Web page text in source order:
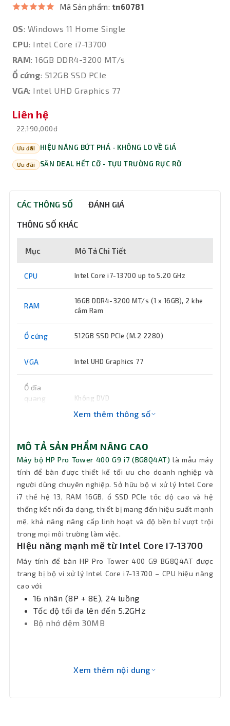
Mã Sản phẩm: tn60781
OS: Windows 11 Home Single
CPU: Intel Core i7-13700
RAM: 16GB DDR4-3200 MT/s
Ổ cứng: 512GB SSD PCIe
VGA: Intel UHD Graphics 77
Liên hệ
22,190,000đ
Ưu đãi HIỆU NĂNG BỨT PHÁ - KHÔNG LO VỀ GIÁ
Ưu đãi SĂN DEAL HẾT CỠ - TỰU TRƯỜNG RỰC RỠ
CÁC THÔNG SỐ ĐÁNH GIÁ
THÔNG SỐ KHÁC
Mục Mô Tả Chi Tiết
CPU Intel Core i7-13700 up to 5.20 GHz
RAM
16GB DDR4-3200 MT/s (1 x 16GB), 2 khe
cắm Ram
Ổ cứng 512GB SSD PCIe (M.2 2280)
VGA Intel UHD Graphics 77
Ổ đĩa
quang
Không DVD
Wifi 802.11 ax
Kết nối
mạng LAN
10/100/1000 Mbps
Bluetooth 5.3
Phân loại Tower
Cổng xuất
hình
HDMI
3 x USB 3.2 Gen 2 Type-A, 1 x USB 3.2
Gen 2 Type-C, 1 x
x PCI, 1 x PCIe X1, 1 x PCIe X16, 1 x M. 2
Xem thêm thông số
MÔ TẢ SẢN PHẨM NÂNG CAO
Máy bộ HP Pro Tower 400 G9 i7 (BG8Q4AT) là mẫu máy
tính để bàn được thiết kế tối ưu cho doanh nghiệp và
người dùng chuyên nghiệp. Sở hữu bộ vi xử lý Intel Core
i7 thế hệ 13, RAM 16GB, ổ SSD PCIe tốc độ cao và hệ
thống kết nối đa dạng, thiết bị mang đến hiệu suất mạnh
mẽ, khả năng nâng cấp linh hoạt và độ bền bỉ vượt trội
trong mọi môi trường làm việc.
Hiệu năng mạnh mẽ từ Intel Core i7-13700
Máy tính để bàn HP Pro Tower 400 G9 BG8Q4AT được
trang bị bộ vi xử lý Intel Core i7-13700 – CPU hiệu năng
cao với:
16 nhân (8P + 8E), 24 luồng
Tốc độ tối đa lên đến 5.2GHz
Bộ nhớ đệm 30MB
Xem thêm nội dung